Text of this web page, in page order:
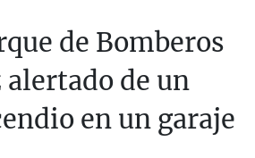
de Bomberos
alertado de un
en un garaje